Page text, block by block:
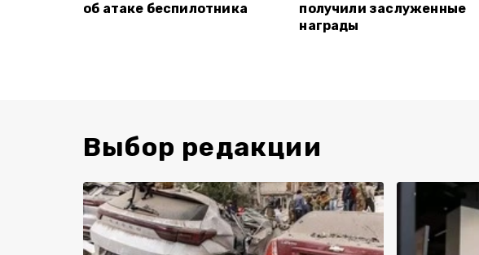
об атаке беспилотника
получили заслуженные
награды
Выбор редакции